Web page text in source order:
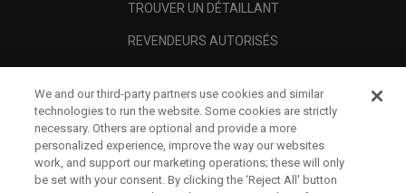
TROUVER UN DÉTAILLANT
REVENDEURS AUTORISÉS
A PROPOS
MENTIONS LÉGALES
We and our third-party partners use cookies and similar
technologies to run the website. Some cookies are strictly
necessary. Others are optional and provide a more
personalized experience, improve the way our websites
work, and support our marketing operations; these will only
be set with your consent. By clicking the ‘Reject All' button